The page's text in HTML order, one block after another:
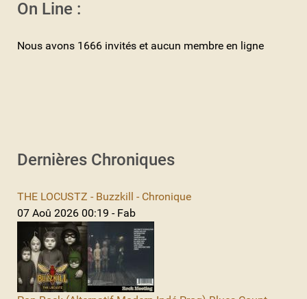
On Line :
Nous avons 1666 invités et aucun membre en ligne
Dernières Chroniques
THE LOCUSTZ - Buzzkill - Chronique
07 Aoû 2026 00:19 - Fab